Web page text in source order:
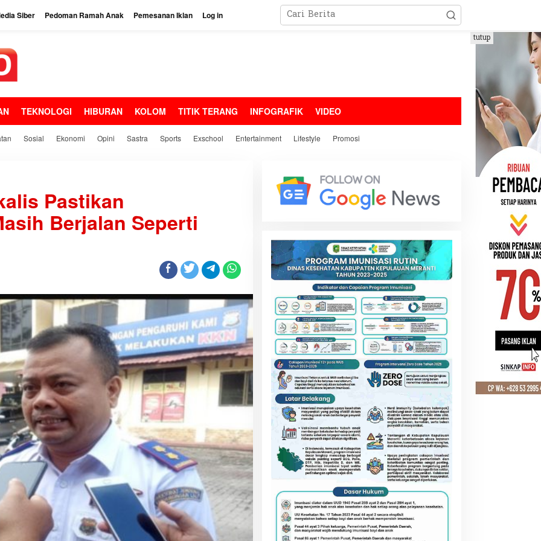
Siber Pedoman Ramah Anak Pemesanan Iklan Log in
TEKNOLOGI HIBURAN KOLOM TITIK TERANG INFOGRAFIK VIDEO
Sosial Ekonomi Opini Sastra Sports Exschool Entertainment Lifestyle Promosi
tutup
Pastikan
Berjalan Seperti